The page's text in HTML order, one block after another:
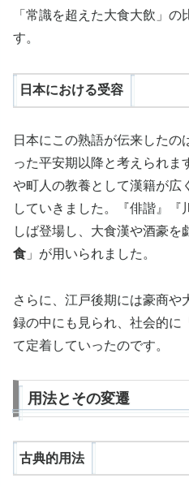
「常識を超えた大食大飲」
す。
日本における受容
日本にこの熟語が伝来したの
った平安期以降と考えられま
や町人の教養として漢籍が広
していきました。『俳諧』
しば登場し、大食漢や酒豪を
食 」が用いられました。
さらに、江戸後期には豪商や
録の中にも見られ、社会的に
て定着していったのです。
用法とその変遷
古典的用法